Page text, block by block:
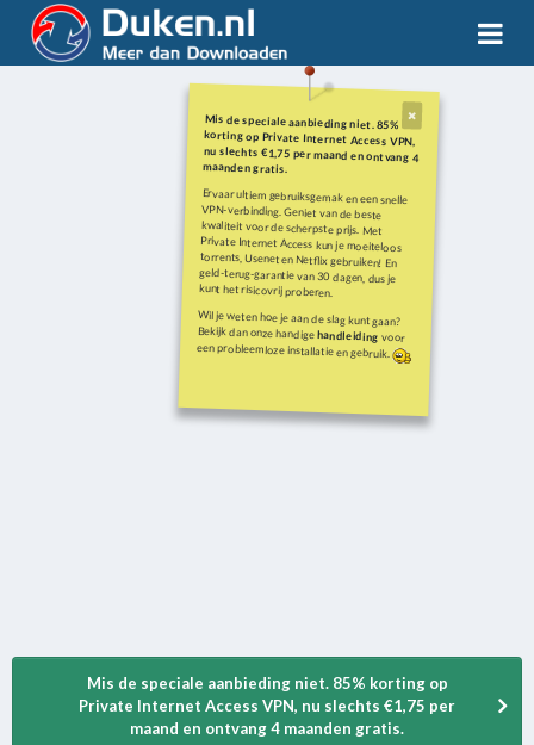
Mis de speciale aanbieding niet. 85%
korting op Private Internet Access VPN,
nu slechts €1,75 per maand en ontvang 4
maanden gratis.
Ervaar ultiem gebruiksgemak en een snelle
VPN-verbinding. Geniet van de beste
kwaliteit voor de scherpste prijs. Met
Private Internet Access kun je moeiteloos
torrents, Usenet en Netflix gebruiken! En
geld-terug-garantie van 30 dagen, dus je
kunt het risicovrij proberen.
Wil je weten hoe je aan de slag kunt gaan?
Bekijk dan onze handigehandleiding voor
een probleemloze installatie en gebruik.
Mis de speciale aanbieding niet. 85% korting op
Private Internet Access VPN, nu slechts €1,75 per
maand en ontvang 4 maanden gratis.